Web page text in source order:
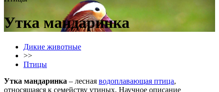
Утка мандаринка
Дикие животные
>>
Птицы
Утка мандаринка – лесная водоплавающая птица,
относящаяся к семейству утиных. Научное описание